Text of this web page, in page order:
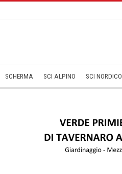
SCHERMA SCI ALPINO SCI NORDICO